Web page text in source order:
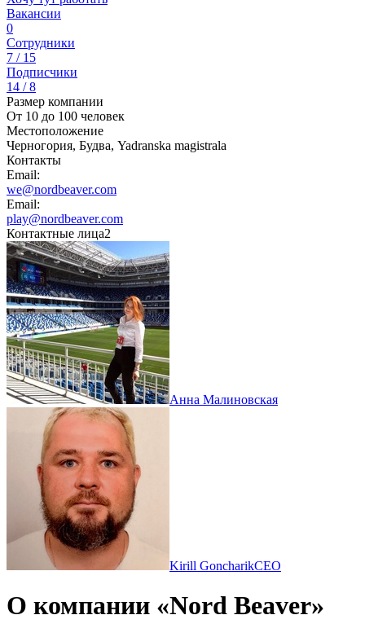
Вакансии
0
Сотрудники
7 / 15
Подписчики
14 / 8
Размер компании
От 10 до 100 человек
Местоположение
Черногория, Будва, Yadranska magistrala
Контакты
Email:
we@nordbeaver.com
Email:
play@nordbeaver.com
Контактные лица2
Анна Малиновская
Kirill GoncharikCEO
О компании «Nord Beaver»